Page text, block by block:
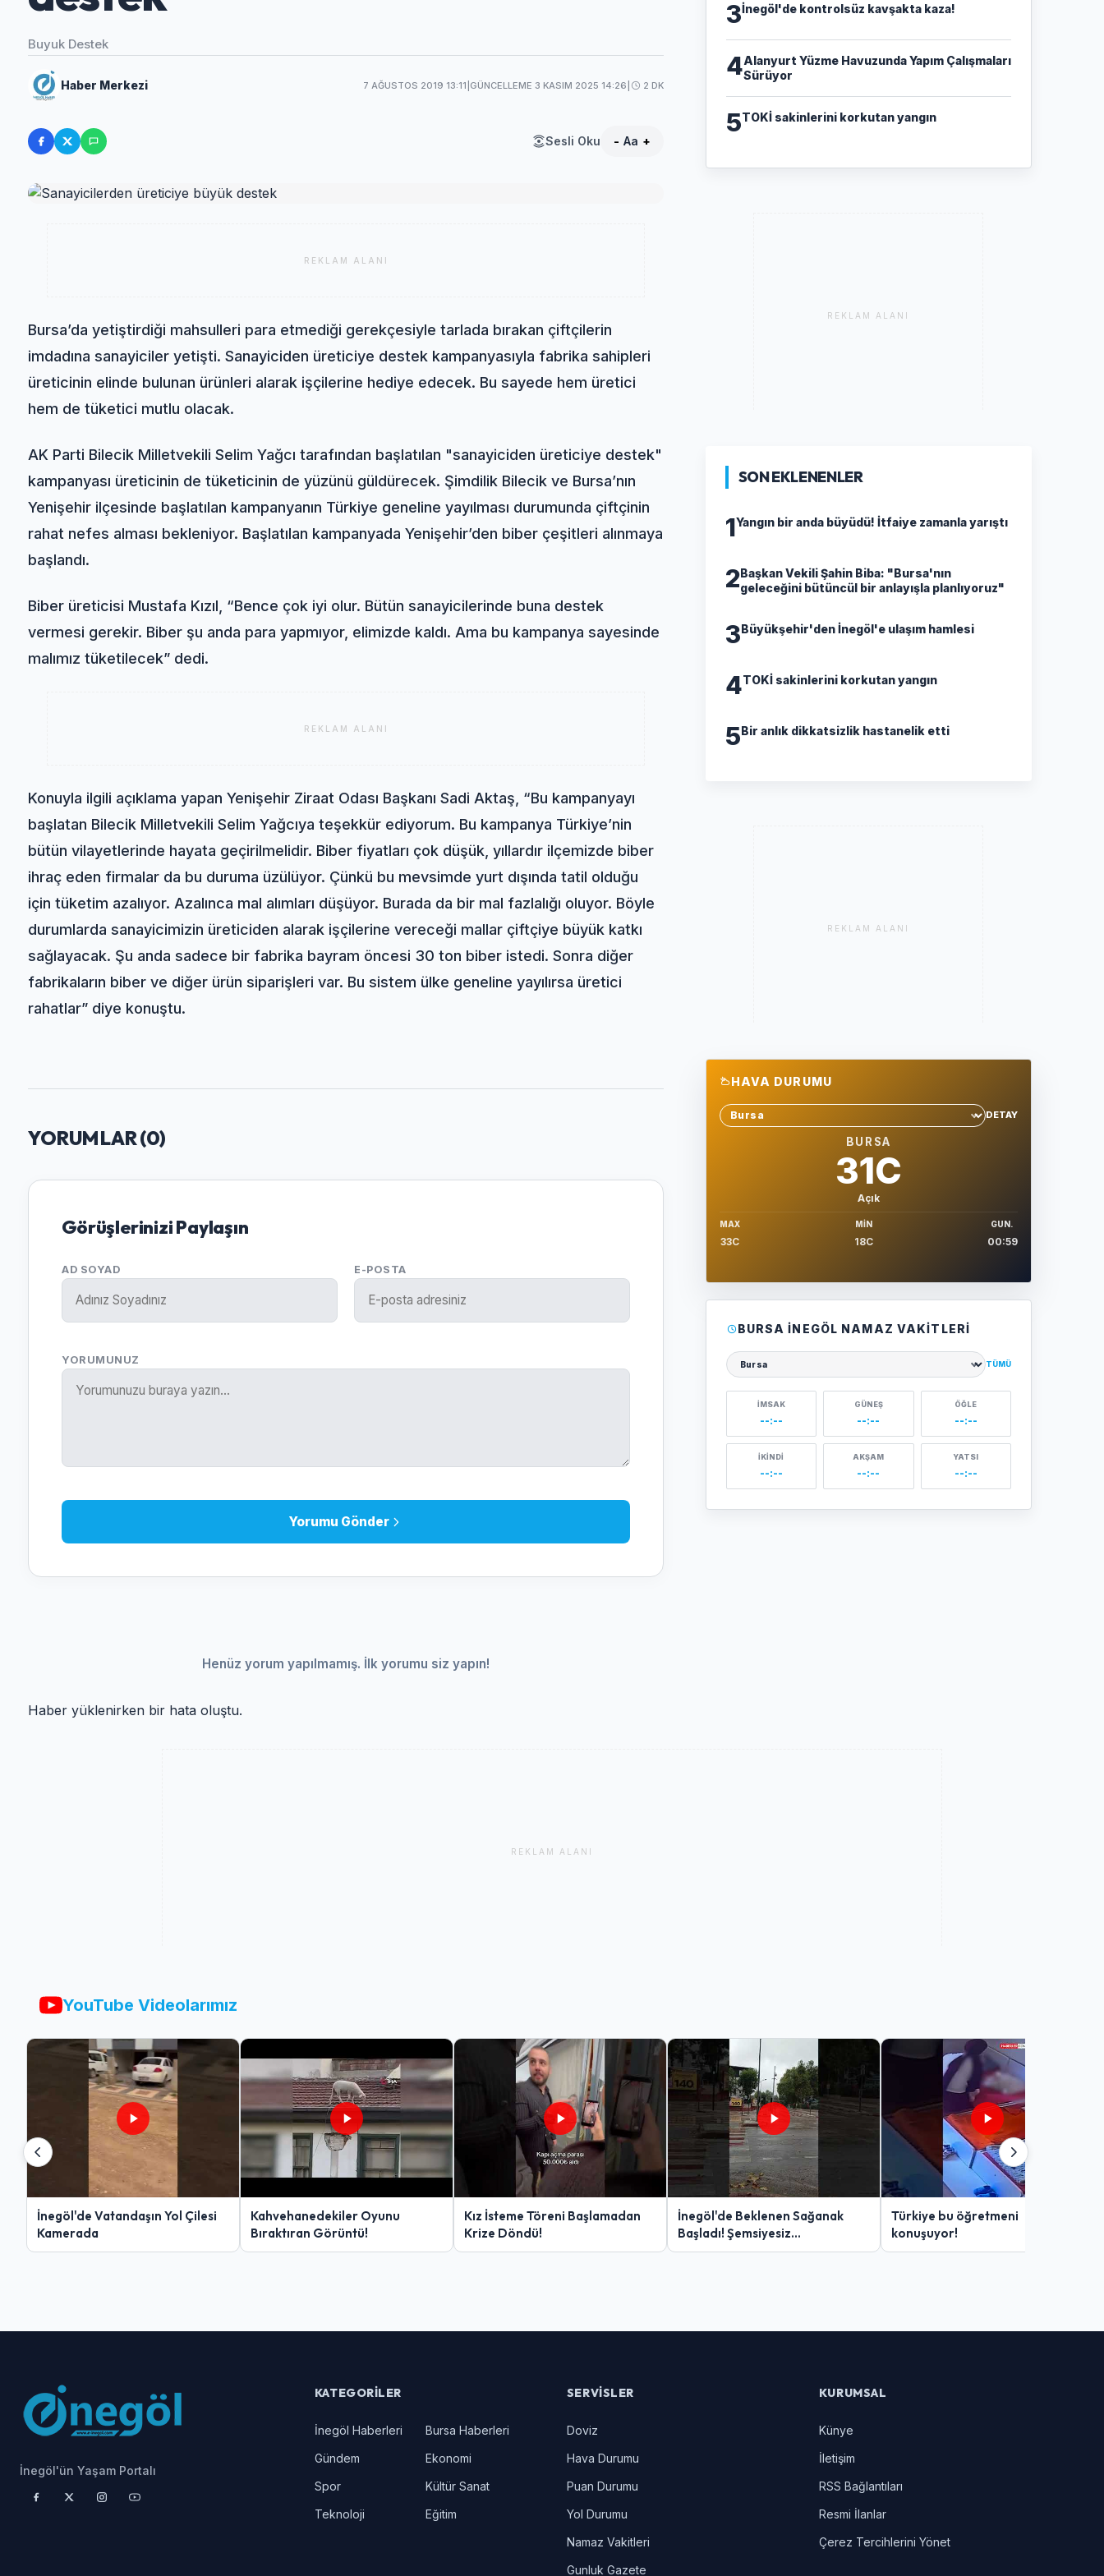
Buyuk Destek
Haber Merkezi 7 AĞUSTOS 2019 13:11 GÜNCELLEME 3 KASIM 2025 14:26 2 DK
Sesli Oku - Aa +
REKLAM ALANI
Bursa’da yetiştirdiği mahsulleri para etmediği gerekçesiyle tarlada bırakan çiftçilerin
imdadına sanayiciler yetişti. Sanayiciden üreticiye destek kampanyasıyla fabrika sahipleri
üreticinin elinde bulunan ürünleri alarak işçilerine hediye edecek. Bu sayede hem üretici
hem de tüketici mutlu olacak.
AK Parti Bilecik Milletvekili Selim Yağcı tarafından başlatılan "sanayiciden üreticiye destek"
kampanyası üreticinin de tüketicinin de yüzünü güldürecek. Şimdilik Bilecik ve Bursa’nın
Yenişehir ilçesinde başlatılan kampanyanın Türkiye geneline yayılması durumunda çiftçinin
rahat nefes alması bekleniyor. Başlatılan kampanyada Yenişehir’den biber çeşitleri alınmaya
başlandı.
Biber üreticisi Mustafa Kızıl, “Bence çok iyi olur. Bütün sanayicilerinde buna destek
vermesi gerekir. Biber şu anda para yapmıyor, elimizde kaldı. Ama bu kampanya sayesinde
malımız tüketilecek” dedi.
REKLAM ALANI
Konuyla ilgili açıklama yapan Yenişehir Ziraat Odası Başkanı Sadi Aktaş, “Bu kampanyayı
başlatan Bilecik Milletvekili Selim Yağcıya teşekkür ediyorum. Bu kampanya Türkiye’nin
bütün vilayetlerinde hayata geçirilmelidir. Biber fiyatları çok düşük, yıllardır ilçemizde biber
ihraç eden firmalar da bu duruma üzülüyor. Çünkü bu mevsimde yurt dışında tatil olduğu
için tüketim azalıyor. Azalınca mal alımları düşüyor. Burada da bir mal fazlalığı oluyor. Böyle
durumlarda sanayicimizin üreticiden alarak işçilerine vereceği mallar çiftçiye büyük katkı
sağlayacak. Şu anda sadece bir fabrika bayram öncesi 30 ton biber istedi. Sonra diğer
fabrikaların biber ve diğer ürün siparişleri var. Bu sistem ülke geneline yayılırsa üretici
rahatlar” diye konuştu.
YORUMLAR (0)
Görüşlerinizi Paylaşın
AD SOYAD E-POSTA
YORUMUNUZ
Yorumu Gönder
Henüz yorum yapılmamış. İlk yorumu siz yapın!
Haber yüklenirken bir hata oluştu.
3İnegöl'de kontrolsüz kavşakta kaza!
4Alanyurt Yüzme Havuzunda Yapım Çalışmaları
Sürüyor
5TOKİ sakinlerini korkutan yangın
REKLAM ALANI
SON EKLENENLER
1Yangın bir anda büyüdü! İtfaiye zamanla yarıştı
2Başkan Vekili Şahin Biba: "Bursa'nın
geleceğini bütüncül bir anlayışla planlıyoruz"
3Büyükşehir'den İnegöl'e ulaşım hamlesi
4TOKİ sakinlerini korkutan yangın
5Bir anlık dikkatsizlik hastanelik etti
REKLAM ALANI
HAVA DURUMU
Sehir sec
DETAY
BURSA
31C
Açık
MAX
33C
MIN
18C
GUN.
00:59
BURSA İNEGÖL NAMAZ VAKITLERI
Şehir seçin
TÜMÜ
İMSAK
--:--
GÜNEŞ
--:--
ÖĞLE
--:--
İKINDI
--:--
AKŞAM
--:--
YATSI
--:--
REKLAM ALANI
YouTube Videolarımız
İnegöl'de Vatandaşın Yol Çilesi
Kamerada
Kahvehanedekiler Oyunu
Bıraktıran Görüntü!
Kız İsteme Töreni Başlamadan
Krize Döndü!
İnegöl'de Beklenen Sağanak
Başladı! Şemsiyesiz
Yakalananlar Zor Anlar Yaşadı
Türkiye bu öğretmeni
konuşuyor!
İnegöl'ün Yaşam Portalı
KATEGORILER
İnegöl Haberleri
Bursa Haberleri
Gündem
Ekonomi
Spor
Kültür Sanat
Teknoloji
Eğitim
SERVISLER
Doviz
Hava Durumu
Puan Durumu
Yol Durumu
Namaz Vakitleri
Gunluk Gazete
KURUMSAL
Künye
İletişim
RSS Bağlantıları
Resmi İlanlar
Çerez Tercihlerini Yönet